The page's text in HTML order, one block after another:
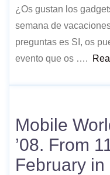
¿Os gustan los
semana de
preguntas es SI, os
evento que os ….
Mobile
’08. From
February in